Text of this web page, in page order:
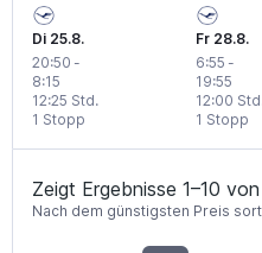
Di 25.8.
20:50 -
8:15
1 Stopp
12:25 Std.
Fr 28.8.
6:55 -
19:55
1 Stopp
12:00
Zeigt Ergebnisse 1–10
Nach dem günstigsten Preis